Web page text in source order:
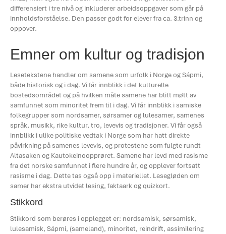
differensiert i tre nivå og inkluderer arbeidsoppgaver som går på
innholdsforståelse. Den passer godt for elever fra ca. 3.trinn og
oppover.
Emner om kultur og tradisjon
Lesetekstene handler om samene som urfolk i Norge og Sápmi,
både historisk og i dag. Vi får innblikk i det kulturelle
bostedsområdet og på hvilken måte samene har blitt møtt av
samfunnet som minoritet frem til i dag. Vi får innblikk i samiske
folkegrupper som nordsamer, sørsamer og lulesamer, samenes
språk, musikk, rike kultur, tro, levevis og tradisjoner. Vi får også
innblikk i ulike politiske vedtak i Norge som har hatt direkte
påvirkning på samenes levevis, og protestene som fulgte rundt
Altasaken og Kautokeinoopprøret. Samene har levd med rasisme
fra det norske samfunnet i flere hundre år, og opplever fortsatt
rasisme i dag. Dette tas også opp i materiellet. Lesegløden om
samer har ekstra utvidet lesing, faktaark og quizkort.
Stikkord
Stikkord som berøres i opplegget er: nordsamisk, sørsamisk,
lulesamisk, Sápmi, (sameland), minoritet, reindrift, assimilering